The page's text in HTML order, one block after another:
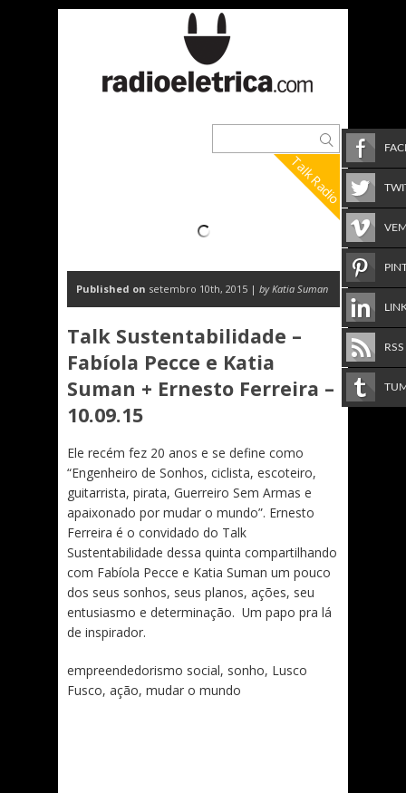
Talk Radio
Published on setembro 10th, 2015 | by Katia Suman
Talk Sustentabilidade –
Fabíola Pecce e Katia
Suman + Ernesto Ferreira –
10.09.15
Ele recém fez 20 anos e se define como
“Engenheiro de Sonhos, ciclista, escoteiro,
guitarrista, pirata, Guerreiro Sem Armas e
apaixonado por mudar o mundo”. Ernesto
Ferreira é o convidado do Talk
Sustentabilidade dessa quinta compartilhando
com Fabíola Pecce e Katia Suman um pouco
dos seus sonhos, seus planos, ações, seu
entusiasmo e determinação. Um papo pra lá
de inspirador.
empreendedorismo social, sonho, Lusco
Fusco, ação, mudar o mundo
RSS